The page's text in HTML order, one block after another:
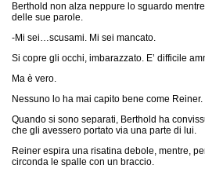
Berthold non alza neppure lo sguardo
delle sue parole.
-Mi sei…scusami. Mi sei mancato.
Si copre gli occhi, imbarazzato. E’ difficile
Ma è vero.
Nessuno lo ha mai capito bene come Reiner.
Quando si sono separati, Berthold ha
che gli avessero portato via una parte di lui.
Reiner espira una risatina debole, mentre,
circonda le spalle con un braccio.